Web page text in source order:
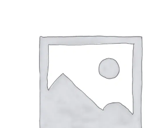
Arbres fruitiers
Plantes méditerranéennes et exotiques
Plantes
Plantes
Plantes
Plantes